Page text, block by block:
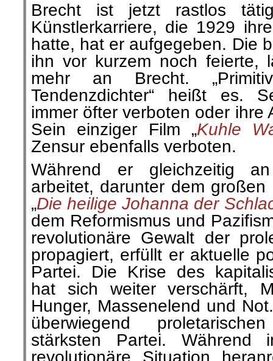
Brecht ist jetzt rastlos
Künstlerkarriere, die 1929
hatte, hat er aufgegeben. Die
ihn vor kurzem noch feierte,
mehr an Brecht.
Tendenzdichter“ heißt es.
immer öfter verboten oder ihre
Sein einziger Film „Kuhle
Zensur ebenfalls verboten.
Während er gleichzeitig
arbeitet, darunter dem großen
„Die heilige Johanna der
dem Reformismus und
revolutionäre Gewalt der
propagiert, erfüllt er aktuelle
Partei. Die Krise des
hat sich weiter verschärft,
Hunger, Massenelend und
überwiegend
stärksten Partei. Während
revolutionäre Situation